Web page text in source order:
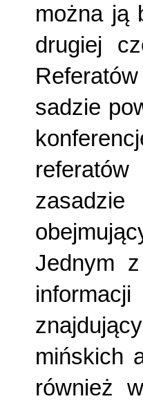
można ją
drugiej
sadzie
zasadzie
Jednym
mińskich
również